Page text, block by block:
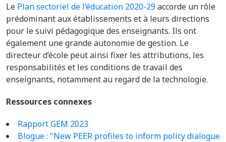
Le Plan sectoriel de l’éducation 2020-29accorde un rôle
prédominant aux établissements et à leurs directions
pour le suivi pédagogique des enseignants. Ils ont
également une grande autonomie de gestion. Le
directeur d’école peut ainsi fixer les attributions, les
responsabilités et les conditions de travail des
enseignants, notamment au regard de la technologie.
Ressources connexes
Rapport GEM 2023
Blogue : "New PEER profiles to inform policy dialogue